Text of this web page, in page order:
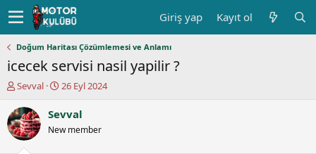
Giriş yap Kayıt ol
Doğum Haritası Çözümlemesi ve Anlamı
icecek servisi nasil yapilir ?
K
n
u
y
Sevval
B
ş
a
26 Eyl 2024
Sevval
New member